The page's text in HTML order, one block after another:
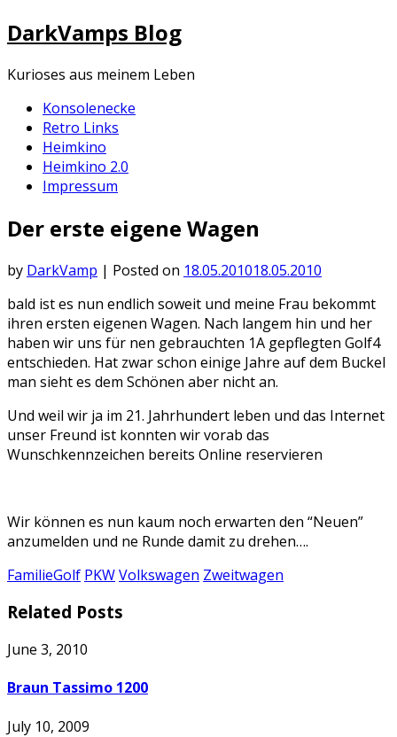
Skip
to
content
DarkVamps Blog
Kurioses aus meinem Leben
Konsolenecke
Retro Links
Heimkino
Heimkino 2.0
Impressum
Der erste eigene Wagen
by DarkVamp | Posted on 18.05.201018.05.2010
bald ist es nun endlich soweit und meine Frau bekommt
ihren ersten eigenen Wagen. Nach langem hin und her
haben wir uns für nen gebrauchten 1A gepflegten Golf4
entschieden. Hat zwar schon einige Jahre auf dem Buckel
man sieht es dem Schönen aber nicht an.
Und weil wir ja im 21. Jahrhundert leben und das Internet
unser Freund ist konnten wir vorab das
Wunschkennzeichen bereits Online reservieren
Wir können es nun kaum noch erwarten den “Neuen”
anzumelden und ne Runde damit zu drehen….
FamilieGolf PKWVolkswagen Zweitwagen
Related Posts
June 3, 2010
Braun Tassimo 1200
July 10, 2009